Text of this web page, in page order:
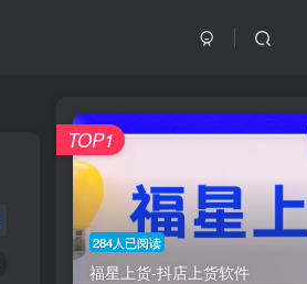
284人已阅读
福星上货-抖店上货软件
TOP1